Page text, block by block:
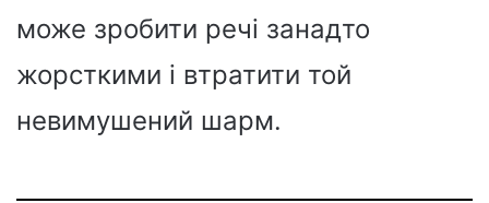
може зробити речі занадто
жорсткими і втратити той
невимушений шарм.